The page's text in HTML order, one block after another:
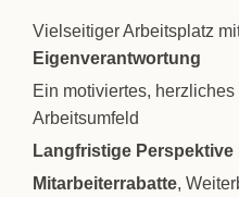
Vielseitiger Arbeitsplatz
Eigenverantwortung
Ein motiviertes,
Arbeitsumfeld
Langfristige Perspektive
Mitarbeiterrabatte,